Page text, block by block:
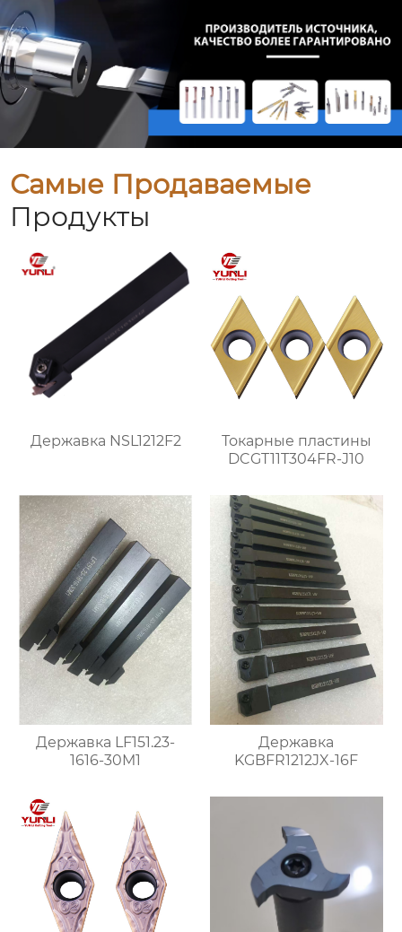
Самые Продаваемые
Продукты
Державка NSL1212F2
Токарные пластины
DCGT11T304FR-J10
Державка LF151.23-
1616-30M1
Державка
KGBFR1212JX-16F